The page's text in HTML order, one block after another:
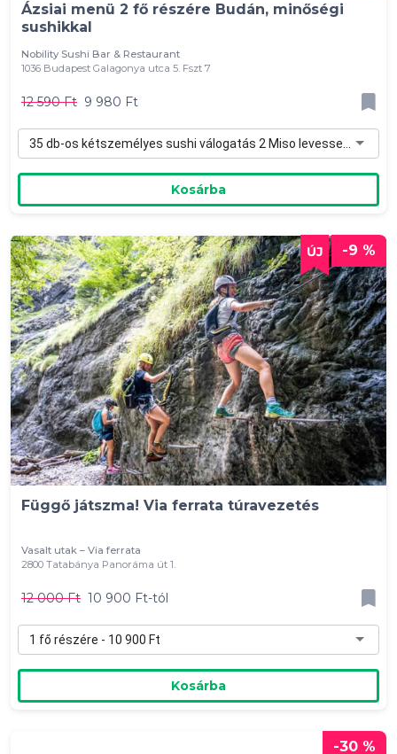
Ázsiai menü 2 fő részére Budán, minőségi
sushikkal
Nobility Sushi Bar & Restaurant
1036 Budapest Galagonya utca 5. Fszt 7
12 590 Ft 9 980 Ft
35 db-os kétszemélyes sushi válogatás 2 Miso levessel - 9 980 Ft
Kosárba
-9 %
Függő játszma! Via ferrata túravezetés
Vasalt utak – Via ferrata
2800 Tatabánya Panoráma út 1.
12 000 Ft 10 900 Ft-tól
1 fő részére - 10 900 Ft
Kosárba
-30 %